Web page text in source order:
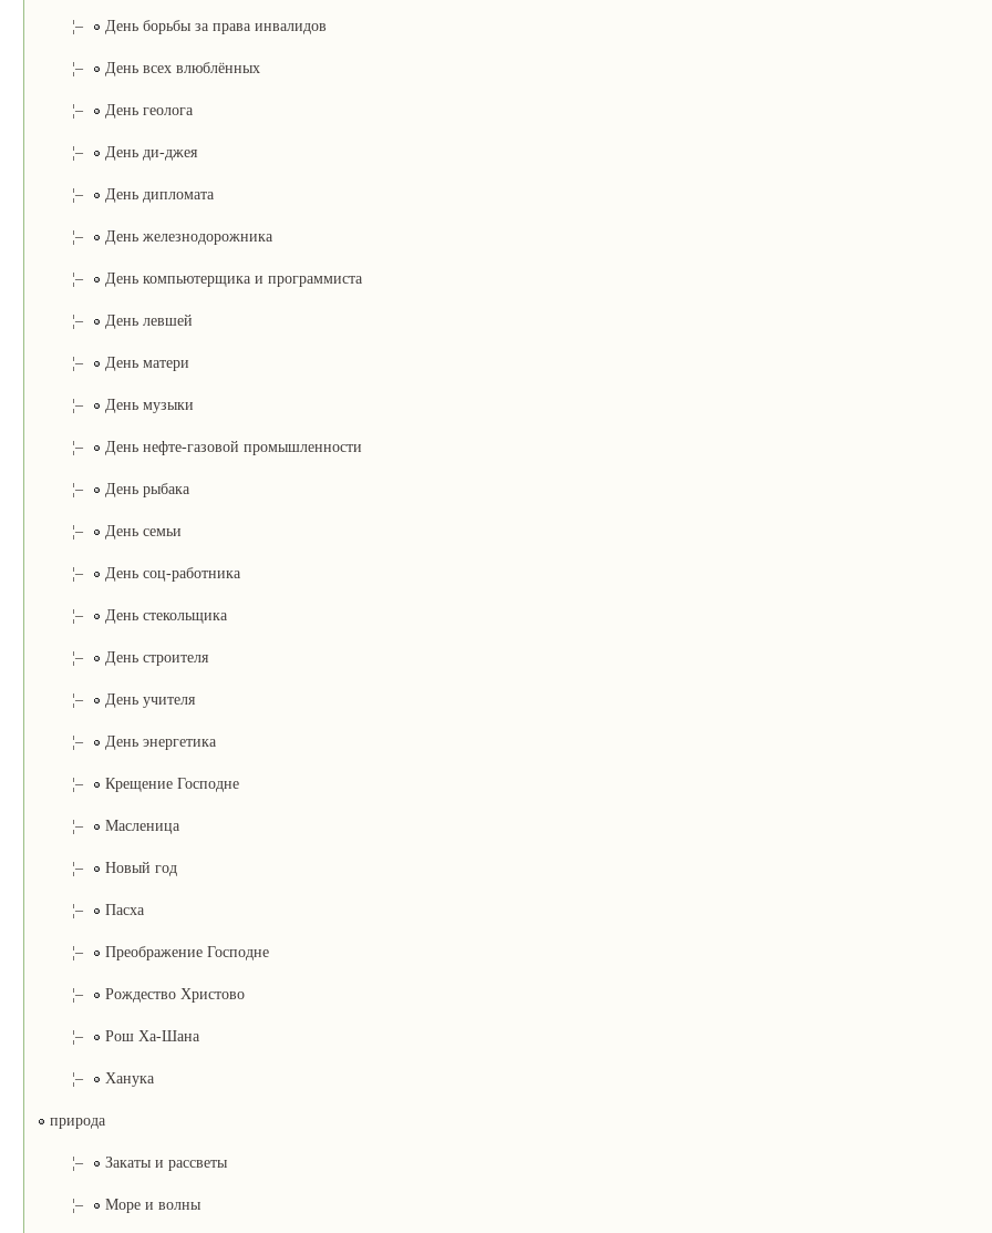
¦– День борьбы за права инвалидов
¦– День всех влюблённых
¦– День геолога
¦– День ди-джея
¦– День дипломата
¦– День железнодорожника
¦– День компьютерщика и программиста
¦– День левшей
¦– День матери
¦– День музыки
¦– День нефте-газовой промышленности
¦– День рыбака
¦– День семьи
¦– День соц-работника
¦– День стекольщика
¦– День строителя
¦– День учителя
¦– День энергетика
¦– Крещение Господне
¦– Масленица
¦– Новый год
¦– Пасха
¦– Преображение Господне
¦– Рождество Христово
¦– Рош Ха-Шана
¦– Ханука
природа
¦– Закаты и рассветы
¦– Море и волны